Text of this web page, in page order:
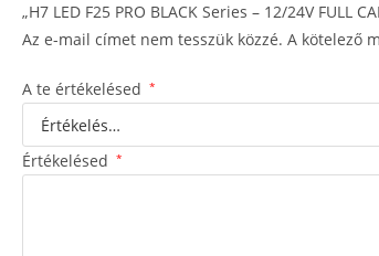
„H7 LED F25 PRO BLACK Series – 12/24V FULL
Az e-mail címet nem tesszük közzé. A kötelező
A te értékelésed *
Értékelésed *